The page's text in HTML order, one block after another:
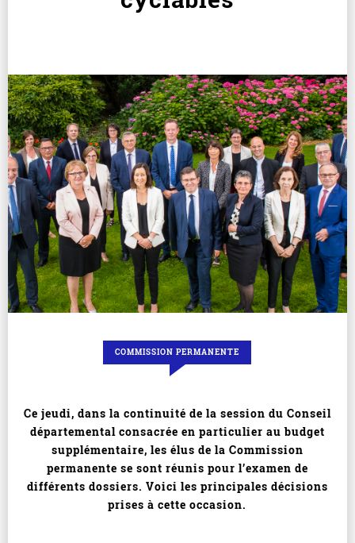
COMMISSION PERMANENTE
Ce jeudi, dans la continuité de la session du Conseil
départemental consacrée en particulier au budget
supplémentaire, les élus de la Commission
permanente se sont réunis pour l’examen de
différents dossiers. Voici les principales décisions
prises à cette occasion.